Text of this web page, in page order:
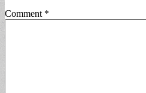
Comment *